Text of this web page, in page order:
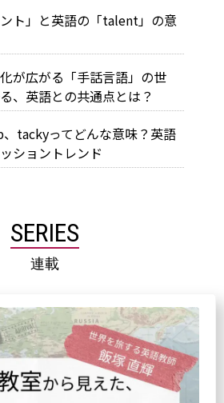
ト」と英語の「talent」の意
が広がる「手話言語」の世
、英語との共通点とは？
tackyってどんな意味？英語
ショントレンド
SERIES
連載